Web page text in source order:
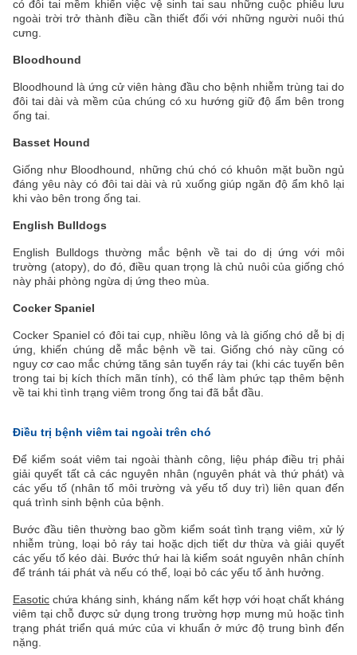
có đôi tai mềm khiến việc vệ sinh tai sau những cuộc phiêu lưu
ngoài trời trở thành điều cần thiết đối với những người nuôi thú
cưng.
Bloodhound
Bloodhound là ứng cử viên hàng đầu cho bệnh nhiễm trùng tai do
đôi tai dài và mềm của chúng có xu hướng giữ độ ẩm bên trong
ống tai.
Basset Hound
Giống như Bloodhound, những chú chó có khuôn mặt buồn ngủ
đáng yêu này có đôi tai dài và rủ xuống giúp ngăn độ ẩm khô lại
khi vào bên trong ống tai.
English Bulldogs
English Bulldogs thường mắc bệnh về tai do dị ứng với môi
trường (atopy), do đó, điều quan trọng là chủ nuôi của giống chó
này phải phòng ngừa dị ứng theo mùa.
Cocker Spaniel
Cocker Spaniel có đôi tai cụp, nhiều lông và là giống chó dễ bị dị
ứng, khiến chúng dễ mắc bệnh về tai. Giống chó này cũng có
nguy cơ cao mắc chứng tăng sản tuyến ráy tai (khi các tuyến bên
trong tai bị kích thích mãn tính), có thể làm phức tạp thêm bệnh
về tai khi tình trạng viêm trong ống tai đã bắt đầu.
Điều trị bệnh viêm tai ngoài trên chó
Để kiểm soát viêm tai ngoài thành công, liệu pháp điều trị phải
giải quyết tất cả các nguyên nhân (nguyên phát và thứ phát) và
các yếu tố (nhân tố môi trường và yếu tố duy trì) liên quan đến
quá trình sinh bệnh của bệnh.
Bước đầu tiên thường bao gồm kiểm soát tình trạng viêm, xử lý
nhiễm trùng, loại bỏ ráy tai hoặc dịch tiết dư thừa và giải quyết
các yếu tố kéo dài. Bước thứ hai là kiểm soát nguyên nhân chính
để tránh tái phát và nếu có thể, loại bỏ các yếu tố ảnh hưởng.
Easotic chứa kháng sinh, kháng nấm kết hợp với hoạt chất kháng
viêm tại chỗ được sử dụng trong trường hợp mưng mủ hoặc tình
trạng phát triển quá mức của vi khuẩn ở mức độ trung bình đến
nặng.